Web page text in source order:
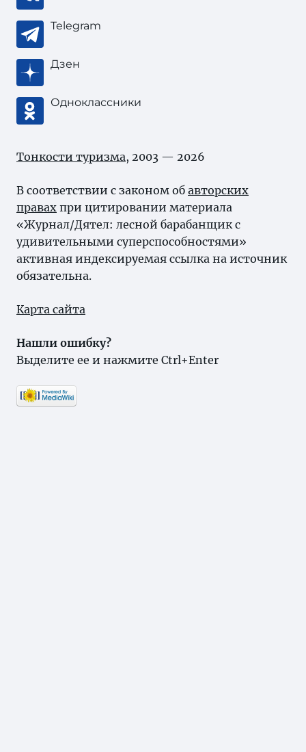
Telegram
Дзен
Одноклассники
Тонкости туризма, 2003 — 2026
В соответствии с законом об авторских
правах при цитировании материала
«Журнал/Дятел: лесной барабанщик с
удивительными суперспособностями»
активная индексируемая ссылка на источник
обязательна.
Карта сайта
Нашли ошибку?
Выделите ее и нажмите Ctrl+Enter